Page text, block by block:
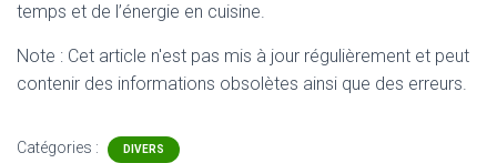
temps et de l’énergie en cuisine.
Note : Cet article n'est pas mis à jour régulièrement et peut
contenir des informations obsolètes ainsi que des erreurs.
Catégories : DIVERS